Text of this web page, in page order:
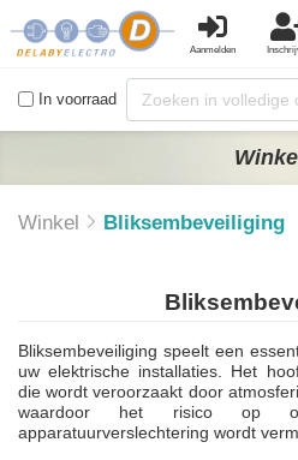
Aanmelden
In voorraad
Winkel Bliksembeveiliging
Bliksembeveiliging speelt een
uw elektrische installaties. Het
die wordt veroorzaakt door
waardoor het risico op
apparatuurverslechtering wordt